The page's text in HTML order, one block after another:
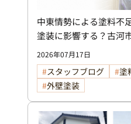
中東情勢による塗料不
塗装に影響する？古河
を検討中の方へ
2026年07月17日
スタッフブログ
塗
外壁塗装